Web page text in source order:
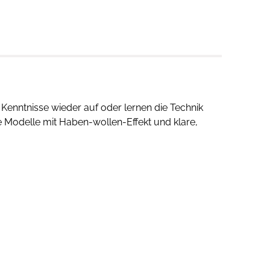
wieder auf oder lernen die Technik
mit Haben-wollen-Effekt und klare,
gelingt. Eine große Hilfe sind viele
Maßen